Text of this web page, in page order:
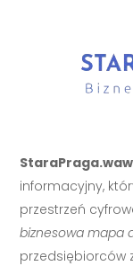
informacyjny,
przestrzeń
biznesowa mapa
przedsiębiorców